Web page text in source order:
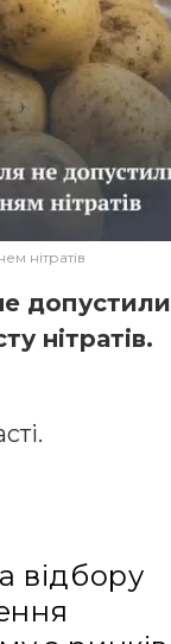
нітратів
допустили
нітратів.
відбору